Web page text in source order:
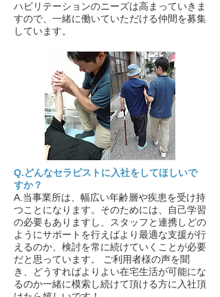
ハビリテーションのニーズは高まっていきま
すので、一緒に働いていただける仲間を募集
しています。
Q.どんなセラピストに入社をしてほしいで
すか？
A.当事業所は、幅広い年齢層や疾患を受け持
つことになります。そのためには、自己学習
の必要もありますし、スタッフと連携しどの
ようにサポートを行えばより最適な支援が行
えるのか、検討を常に続けていくことが必要
だと思っています。 ご利用者様の声を聞
き、どうすればよりよい在宅生活が可能にな
るのか一緒に模索し続けて頂ける方に入社頂